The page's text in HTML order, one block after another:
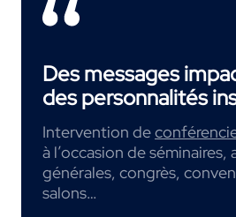
Des messages
des personnalités
Intervention de
à l’occasion de séminaires,
générales, congrès,
salons…